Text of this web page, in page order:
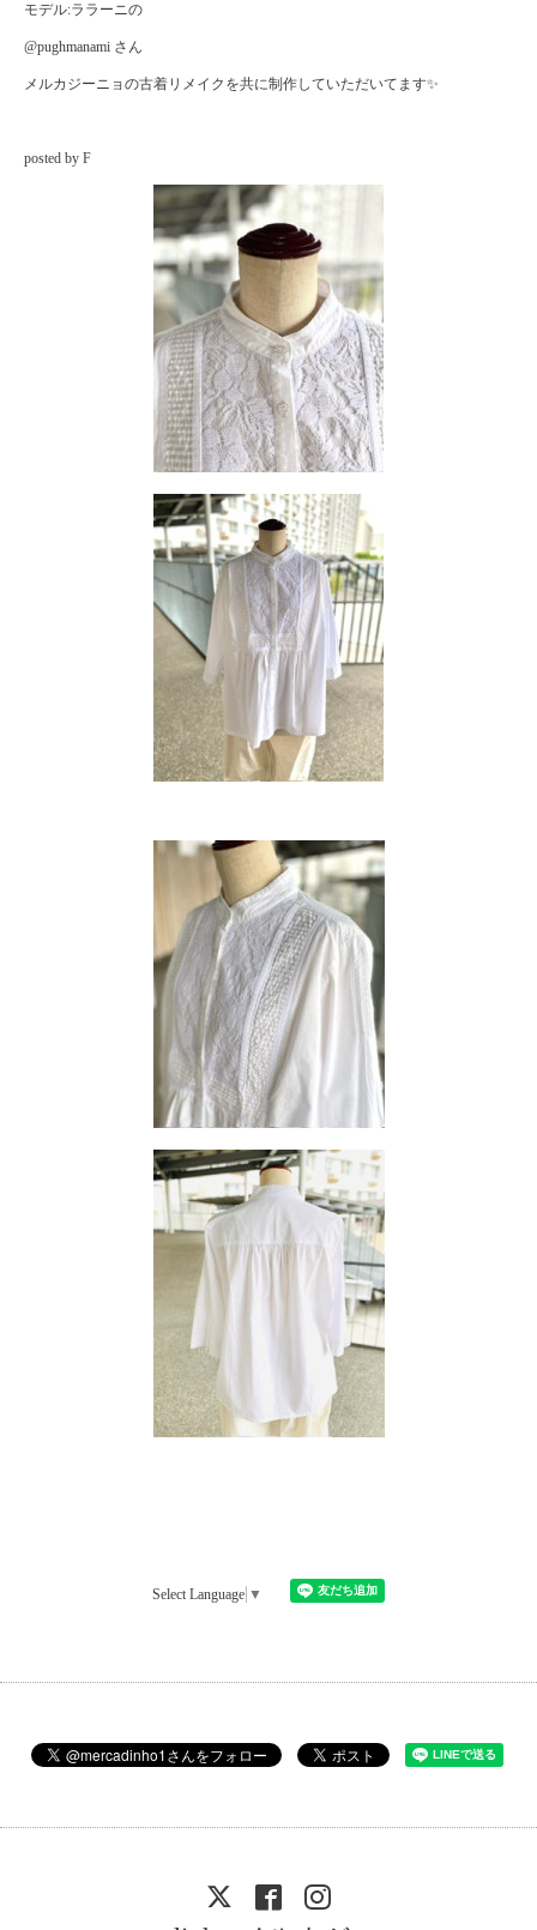
モデル:ララーニの
@pughmanami さん
メルカジーニョの古着リメイクを共に制作していただいてます✨
posted by F
Select Language ▼